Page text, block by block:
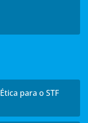
para o STF